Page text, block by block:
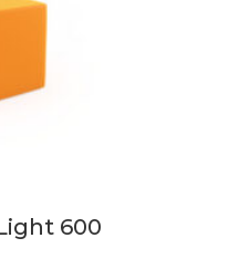
600